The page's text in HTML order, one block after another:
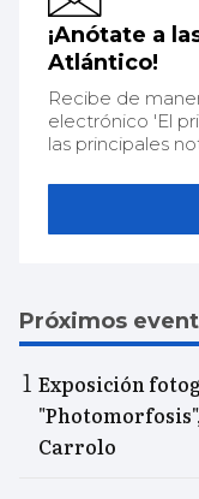
¡Anótate a
Atlántico!
Recibe de
electrónico 'El
las principales
Próximos
Exposición
Carrolo